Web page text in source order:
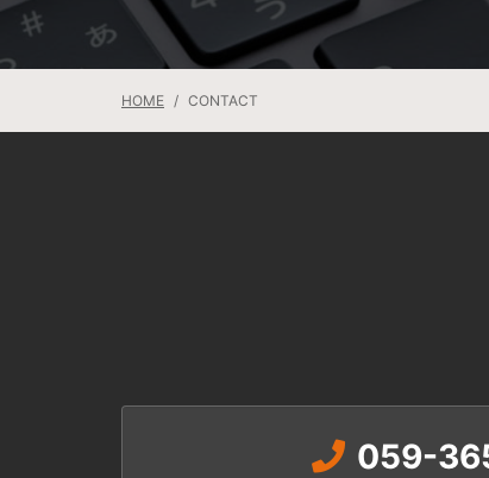
HOME CONTACT
059-